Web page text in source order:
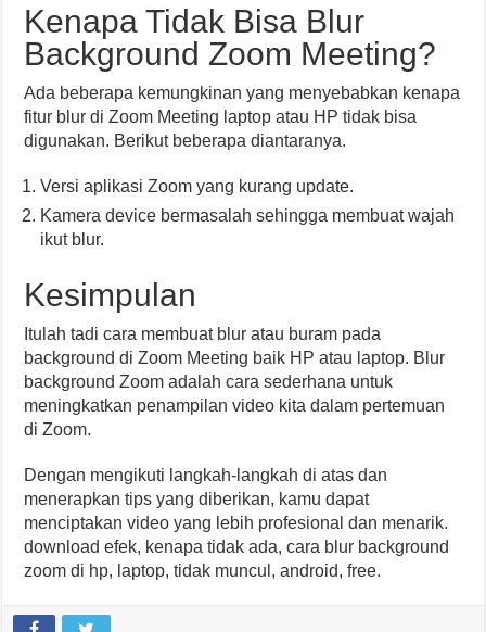
Kenapa Tidak Bisa Blur
Background Zoom Meeting?
Ada beberapa kemungkinan yang menyebabkan kenapa
fitur blur di Zoom Meeting laptop atau HP tidak bisa
digunakan. Berikut beberapa diantaranya.
Versi aplikasi Zoom yang kurang update.
Kamera device bermasalah sehingga membuat wajah
ikut blur.
Kesimpulan
Itulah tadi cara membuat blur atau buram pada
background di Zoom Meeting baik HP atau laptop. Blur
background Zoom adalah cara sederhana untuk
meningkatkan penampilan video kita dalam pertemuan
di Zoom.
Dengan mengikuti langkah-langkah di atas dan
menerapkan tips yang diberikan, kamu dapat
menciptakan video yang lebih profesional dan menarik.
download efek, kenapa tidak ada, cara blur background
zoom di hp, laptop, tidak muncul, android, free.